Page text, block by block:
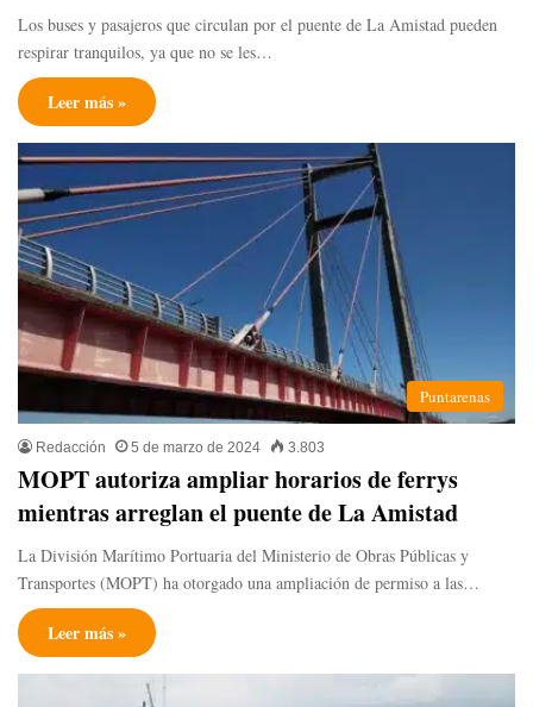
Los buses y pasajeros que circulan por el puente de La Amistad pueden
respirar tranquilos, ya que no se les…
Leer más »
Puntarenas
Redacción 5 de marzo de 2024 3.803
MOPT autoriza ampliar horarios de ferrys
mientras arreglan el puente de La Amistad
La División Marítimo Portuaria del Ministerio de Obras Públicas y
Transportes (MOPT) ha otorgado una ampliación de permiso a las…
Leer más »